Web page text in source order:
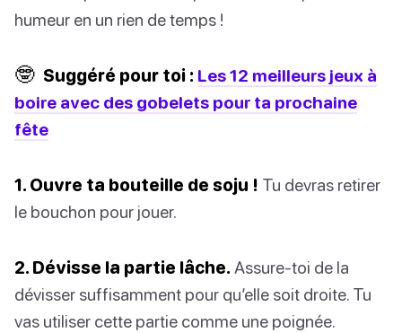
humeur en un rien de temps !
🤓 Suggéré pour toi : Les 12 meilleurs jeux à
boire avec des gobelets pour ta prochaine
fête
1. Ouvre ta bouteille de soju ! Tu devras retirer
le bouchon pour jouer.
2. Dévisse la partie lâche. Assure-toi de la
dévisser suffisamment pour qu’elle soit droite. Tu
vas utiliser cette partie comme une poignée.